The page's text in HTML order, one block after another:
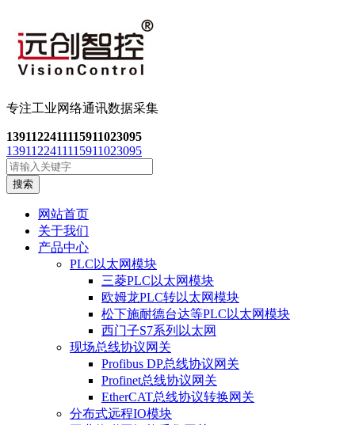
专注工业网络通讯数据采集
1391122411115911023095
1391122411115911023095
搜索
网站首页
关于我们
产品中心
PLC以太网模块
三菱PLC以太网模块
欧姆龙PLC转以太网模块
松下施耐德台达等PLC以太网模块
西门子S7系列以太网
现场总线协议网关
Profibus DP总线协议网关
Profinet总线协议网关
EtherCAT总线协议转换网关
分布式远程IO模块